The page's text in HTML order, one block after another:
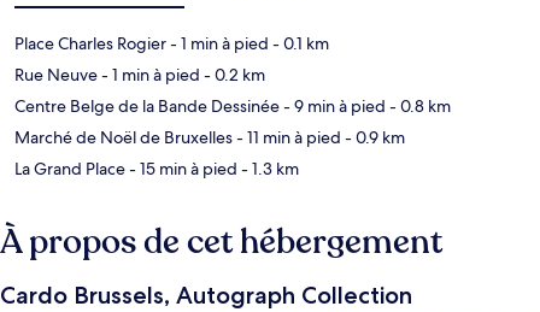
Place Charles Rogier- 1 min à pied - 0.1 km
Rue Neuve- 1 min à pied - 0.2 km
Centre Belge de la Bande Dessinée- 9 min à pied - 0.8 km
Marché de Noël de Bruxelles- 11 min à pied - 0.9 km
La Grand Place- 15 min à pied - 1.3 km
À propos de cet hébergement
Cardo Brussels, Autograph Collection